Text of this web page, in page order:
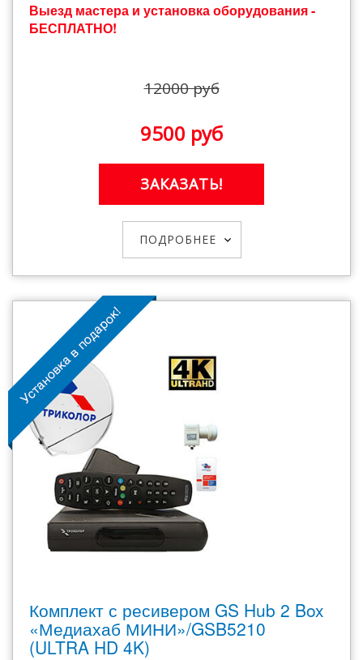
Выезд мастера и установка оборудования -
БЕСПЛАТНО!
12000 руб
9500 руб
ЗАКАЗАТЬ!
ПОДРОБНЕЕ
Комплект с ресивером GS Hub 2 Box
«Медиахаб МИНИ»/GSB5210
(ULTRA HD 4K)